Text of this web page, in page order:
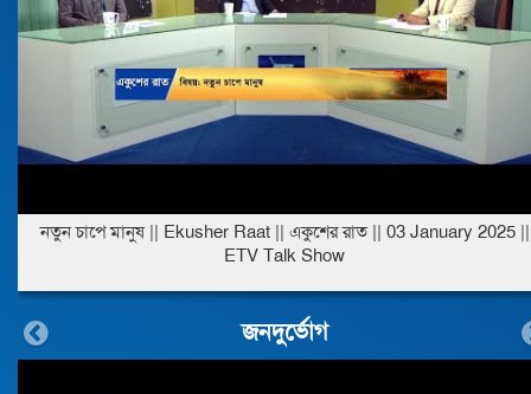
নতুন চাপে মানুষ || Ekusher Raat || একুশের রাত || 03 January 2025 ||
ETV Talk Show
জনদুর্ভোগ
Previous